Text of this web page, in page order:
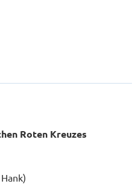
Roten Kreuzes